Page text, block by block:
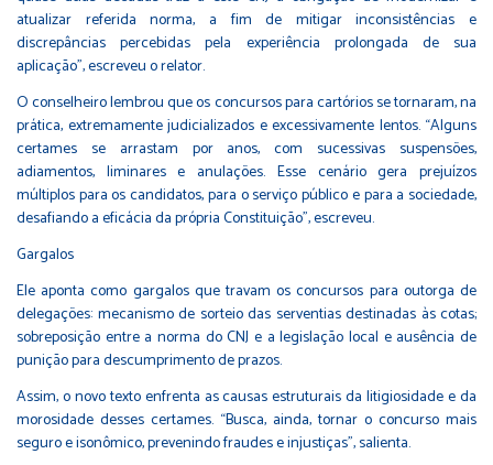
atualizar referida norma, a fim de mitigar inconsistências e
discrepâncias percebidas pela experiência prolongada de sua
aplicação”, escreveu o relator.
O conselheiro lembrou que os concursos para cartórios se tornaram, na
prática, extremamente judicializados e excessivamente lentos. “Alguns
certames se arrastam por anos, com sucessivas suspensões,
adiamentos, liminares e anulações. Esse cenário gera prejuízos
múltiplos para os candidatos, para o serviço público e para a sociedade,
desafiando a eficácia da própria Constituição”, escreveu.
Gargalos
Ele aponta como gargalos que travam os concursos para outorga de
delegações: mecanismo de sorteio das serventias destinadas às cotas;
sobreposição entre a norma do CNJ e a legislação local e ausência de
punição para descumprimento de prazos.
Assim, o novo texto enfrenta as causas estruturais da litigiosidade e da
morosidade desses certames. “Busca, ainda, tornar o concurso mais
seguro e isonômico, prevenindo fraudes e injustiças”, salienta.